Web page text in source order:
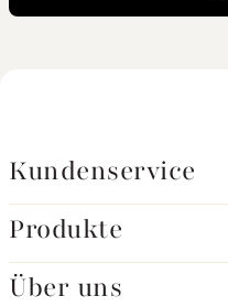
Kundenservice
Produkte
Über uns